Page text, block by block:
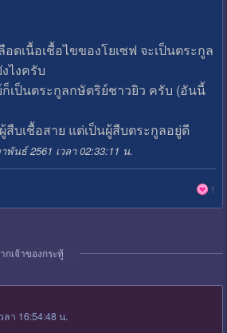
ดเนื้อเชื้อไขของโยเซฟ จะเป็นตระกูล
ไงครับ
เป็นตระกูลกษัตริย์ชาวยิว ครับ (อันนี้
บเชื้อสาย แต่เป็นผู้สืบตระกูลอยู่ดี
นธ์ 2561 เวลา 02:33:11 น.
1
กเจ้าของกระทู้
า 16:54:48 น.